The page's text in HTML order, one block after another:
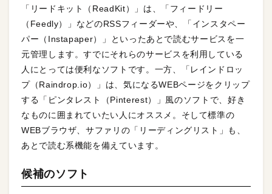
「リードキット（ReadKit）」は、「フィードリー
（Feedly）」などのRSSフィーダーや、「インスタペー
パー（Instapaper）」といったあとで読むサービスを一
元管理します。すでにそれらのサービスを利用している
人にとっては便利なソフトです。一方、「レインドロッ
プ（Raindrop.io）」は、気になるWEBページをクリップ
する「ピンタレスト（Pinterest）」風のソフトで、好き
なものに囲まれていたい人にオススメ。そして標準の
WEBブラウザ、サファリの「リーディングリスト」も、
あとで読む系機能を備えています。
候補のソフト